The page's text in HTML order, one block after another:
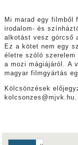
Mi marad egy filmből
irodalom- és
alkotást vesz górcső
Ez a kötet nem egy
életre szóló
a mozi mágiájáról. A
magyar filmgyártás
Kölcsönzések
kolcsonzes@mjvk.hu.